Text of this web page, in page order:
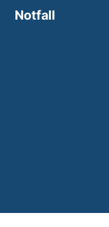
window)
Notfall